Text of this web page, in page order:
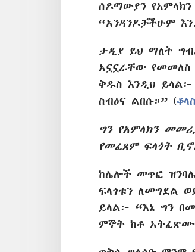
ሰዶማውያን
“አንዳንዶቻችሁም
ታዲያ ይህ ማለት
አኗኗራቸው የመመለስ
ቅዱስ እንዲህ ይላል፦
ስብዕና ልበሱ።” (
ግን የአምላክን
የመፈጸም ፍላጎት
ከሌሎች መጥፎ
ፍላጎቱን ለመግደል
ይላል፦ “እኔ ግን
ምኞት ከቶ